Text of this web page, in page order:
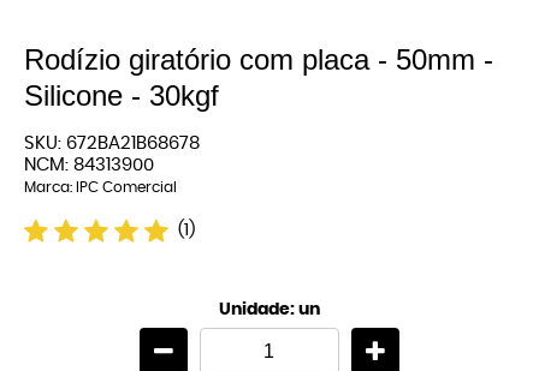
Rodízio giratório com placa - 50mm -
Silicone - 30kgf
SKU: 672BA21B68678
NCM: 84313900
Marca: IPC Comercial
(1)
Unidade: un